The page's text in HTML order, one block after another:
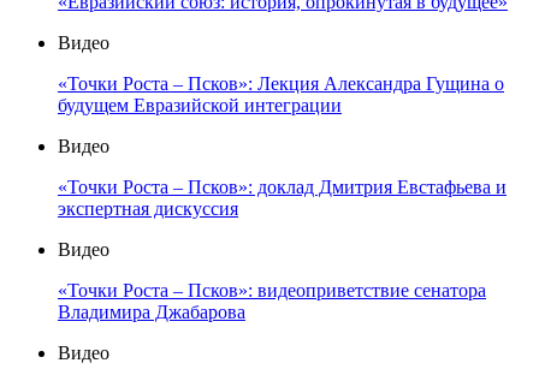
Видео
«Точки Роста – Псков»: Лекция Александра Гущина о
будущем Евразийской интеграции
Видео
«Точки Роста – Псков»: доклад Дмитрия Евстафьева и
экспертная дискуссия
Видео
«Точки Роста – Псков»: видеоприветствие сенатора
Владимира Джабарова
Видео